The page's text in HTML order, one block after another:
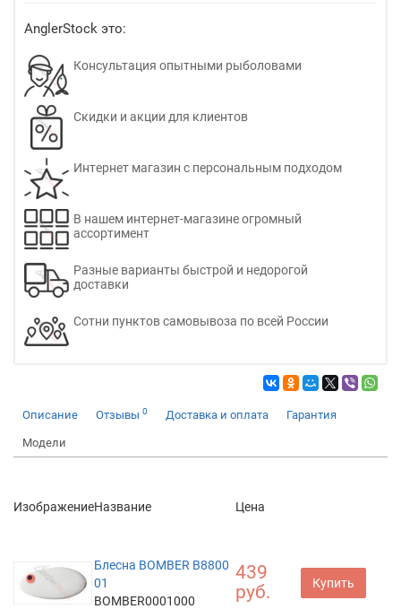
AnglerStock это:
Консультация опытными рыболовами
Скидки и акции для клиентов
Интернет магазин с персональным подходом
В нашем интернет-магазине огромный
ассортимент
Разные варианты быстрой и недорогой
доставки
Сотни пунктов самовывоза по всей России
Описание Отзывы 0 Доставка и оплата Гарантия
Модели
ИзображениеНазвание Цена
Блесна BOMBER B8800
01
BOMBER0001000
439
руб.
Купить